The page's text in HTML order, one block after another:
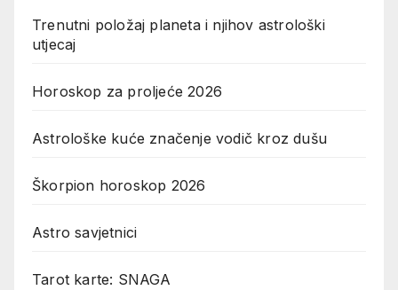
Trenutni položaj planeta i njihov astrološki
utjecaj
Horoskop za proljeće 2026
Astrološke kuće značenje vodič kroz dušu
Škorpion horoskop 2026
Astro savjetnici
Tarot karte: SNAGA